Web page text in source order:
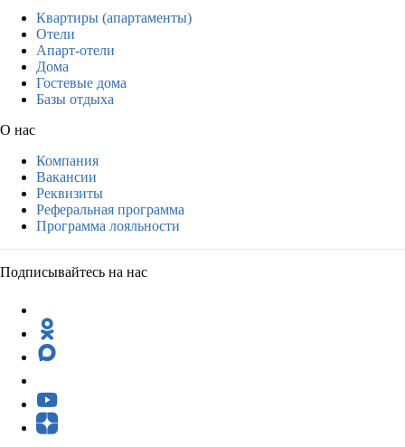
Квартиры (апартаменты)
Отели
Апарт-отели
Дома
Гостевые дома
Базы отдыха
О нас
Компания
Вакансии
Реквизиты
Реферальная программа
Программа лояльности
Подписывайтесь на нас